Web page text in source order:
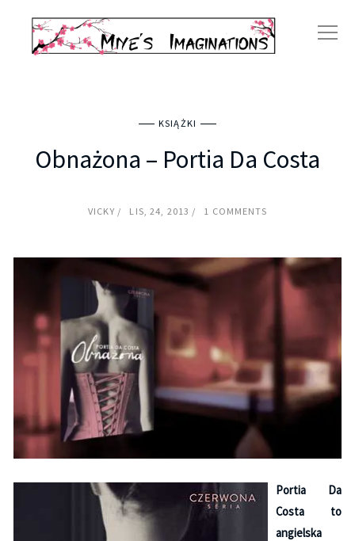
KSIĄŻKI
Obnażona – Portia Da Costa
VICKY LIS, 24, 2013 1 COMMENTS
Portia Da
Costa to
angielska